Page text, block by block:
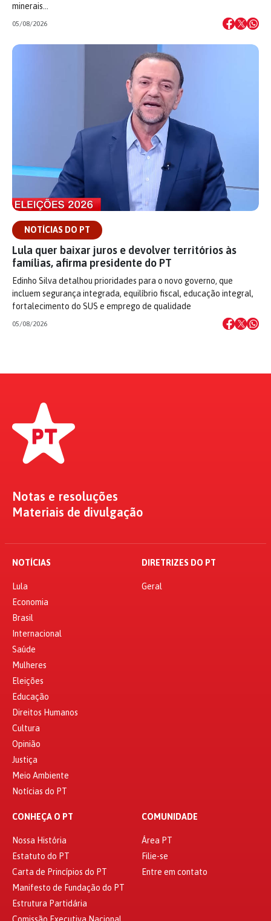
minerais…
05/08/2026
NOTÍCIAS DO PT
Lula quer baixar juros e devolver territórios às
famílias, afirma presidente do PT
Edinho Silva detalhou prioridades para o novo governo, que
incluem segurança integrada, equilíbrio fiscal, educação integral,
fortalecimento do SUS e emprego de qualidade
05/08/2026
Notas e resoluções
Materiais de divulgação
NOTÍCIAS
Lula
Economia
Brasil
Internacional
Saúde
Mulheres
Eleições
Educação
Direitos Humanos
Cultura
Opinião
Justiça
Meio Ambiente
Notícias do PT
DIRETRIZES DO PT
Geral
CONHEÇA O PT
Nossa História
Estatuto do PT
Carta de Princípios do PT
Manifesto de Fundação do PT
Estrutura Partidária
Comissão Executiva Nacional
COMUNIDADE
Área PT
Filie-se
Entre em contato